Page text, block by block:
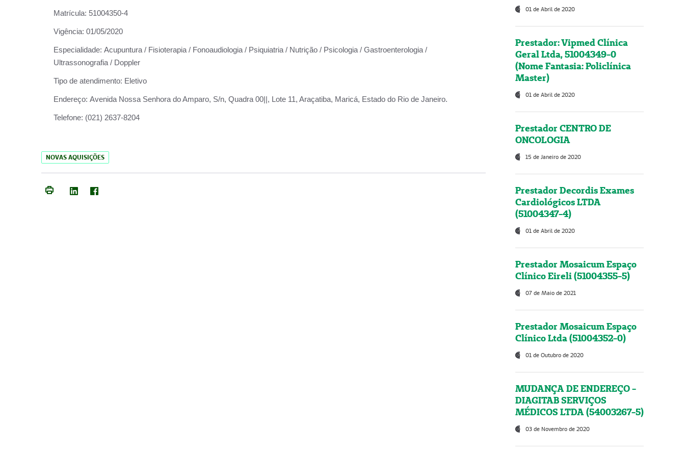
Matrícula: 51004350-4
Vigência: 01/05/2020
Especialidade: Acupuntura / Fisioterapia / Fonoaudiologia / Psiquiatria / Nutrição / Psicologia / Gastroenterologia /
Ultrassonografia / Doppler
Tipo de atendimento: Eletivo
Endereço: Avenida Nossa Senhora do Amparo, S/n, Quadra 00||, Lote 11, Araçatiba, Maricá, Estado do Rio de Janeiro.
Telefone: (021) 2637-8204
NOVAS AQUISIÇÕES
01 de Abril de 2020
Prestador: Vipmed Clínica
Geral Ltda, 51004349-0
(Nome Fantasia: Policlínica
Master)
01 de Abril de 2020
Prestador CENTRO DE
ONCOLOGIA
15 de Janeiro de 2020
Prestador Decordis Exames
Cardiológicos LTDA
(51004347-4)
01 de Abril de 2020
Prestador Mosaicum Espaço
Clínico Eireli (51004355-5)
07 de Maio de 2021
Prestador Mosaicum Espaço
Clínico Ltda (51004352-0)
01 de Outubro de 2020
MUDANÇA DE ENDEREÇO -
DIAGITAB SERVIÇOS
MÉDICOS LTDA (54003267-5)
03 de Novembro de 2020